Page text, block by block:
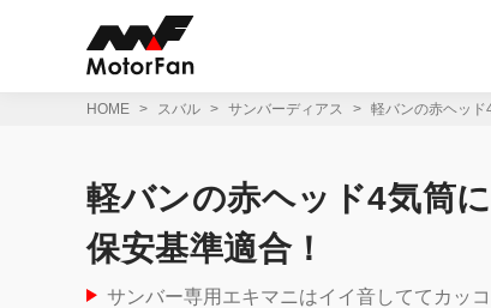
HOME スバル サンバーディアス 軽バンの赤ヘッド
軽バンの赤ヘッド4気筒
保安基準適合！
サンバー専用エキマニはイイ音しててカッ